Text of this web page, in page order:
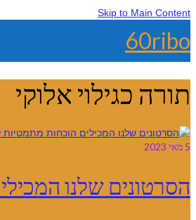
Skip to Main Content
60ribo
תורה כגילוי אלוקי
5 מאי 2023
הסרטונים שלנו